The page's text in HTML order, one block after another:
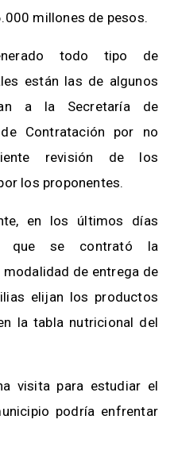
millones de pesos.
todo tipo de
están las de algunos
a la Secretaría de
Contratación por no
revisión de los
los proponentes.
en los últimos días
que se contrató la
de entrega de
elijan los productos
la tabla nutricional del
visita para estudiar el
podría enfrentar